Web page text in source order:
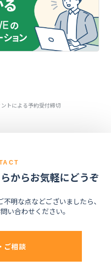
トによる予約受付締切
からお気軽にどうぞ
明な点などございましたら、
い合わせください。
ご相談